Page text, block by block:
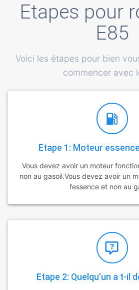
Etapes pour
E85
Voici les étapes pour bien
commencer avec
Etape 1: Moteur
Vous devez avoir un moteur
non au gasoil.Vous devez avoir un
l’essence et non au
Etape 2: Quelqu’un a t-il